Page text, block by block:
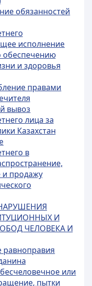
обязанностей
исполнение
обеспечению
и здоровья
правами
вывоз
лица за
Казахстан
в
и продажу
И
ЧЕЛОВЕКА И
равноправия
или
пытки